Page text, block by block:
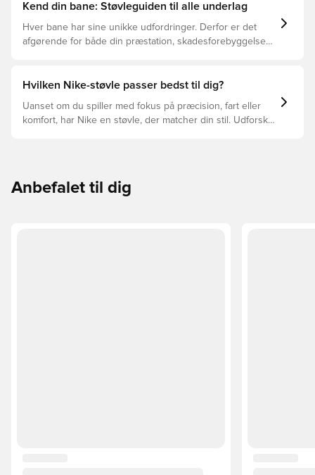
Kend din bane: Støvleguiden til alle underlag
Hver bane har sine unikke udfordringer. Derfor er det
afgørende for både din præstation, skadesforebyggelse
støvler der er det bedste valg til de forskellige typer
Hvilken Nike-støvle passer bedst til dig?
Uanset om du spiller med fokus på præcision, fart eller
komfort, har Nike en støvle, der matcher din stil. Udforsk
Anbefalet til dig